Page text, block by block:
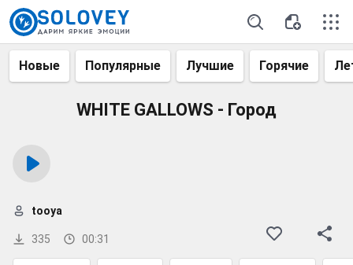
Новые Популярные Лучшие Горячие
WHITE GALLOWS - Город
335 00:31
tooya